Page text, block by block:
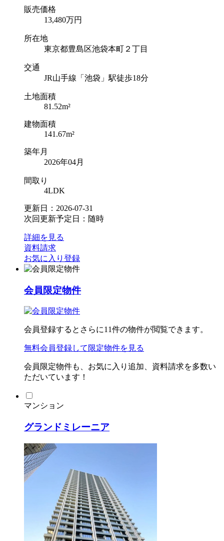
販売価格
13,480万円
所在地
東京都豊島区池袋本町２丁目
交通
JR山手線「池袋」駅徒歩18分
土地面積
81.52m²
建物面積
141.67m²
築年月
2026年04月
間取り
4LDK
更新日：2026-07-31
次回更新予定日：随時
詳細を見る
資料請求
お気に入り登録
会員限定物件
会員登録するとさらに11件の物件が閲覧できます。
無料会員登録して限定物件を見る
会員限定物件も、お気に入り追加、資料請求を多数い
ただいています！
マンション
グランドミレーニア